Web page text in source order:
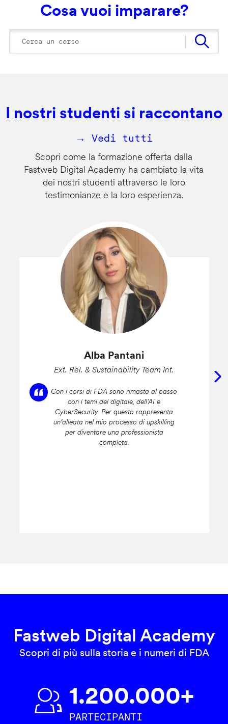
Cosa vuoi imparare?
I nostri studenti si raccontano
→ Vedi tutti
Scopri come la formazione offerta dalla
Fastweb Digital Academy ha cambiato la vita
dei nostri studenti attraverso le loro
testimonianze e la loro esperienza.
Alba Pantani
Ext. Rel. & Sustainability Team Int.
Con i corsi di FDA sono rimasta al passo
con i temi del digitale, dell’AI e
CyberSecurity. Per questo rappresenta
un’alleata nel mio processo di upskilling
per diventare una professionista
completa.
Fastweb Digital Academy
Scopri di più sulla storia e i numeri di FDA
1.200.000+
PARTECIPANTI